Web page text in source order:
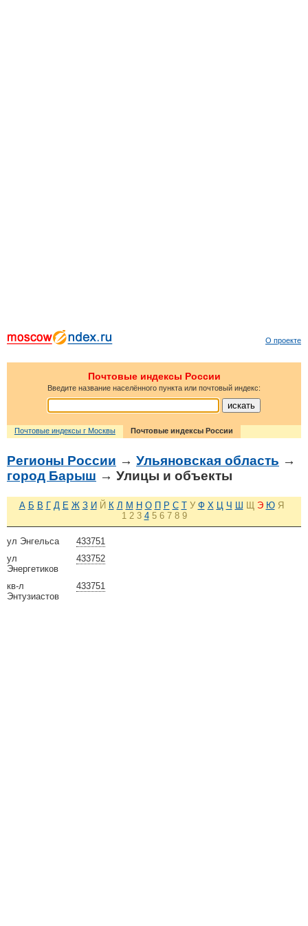
О проекте
Почтовые индексы России
Введите название населённого пункта или почтовый индекс:
Почтовые индексы г Москвы Почтовые индексы России
Регионы России → Ульяновская область →
город Барыш → Улицы и объекты
А Б В Г Д Е Ж З И Й К Л М Н О П Р С Т У Ф Х Ц Ч Ш Щ Э Ю Я
1 2 3 4 5 6 7 8 9
433751
ул Энгельса
433752
ул
Энергетиков
433751
кв-л
Энтузиастов